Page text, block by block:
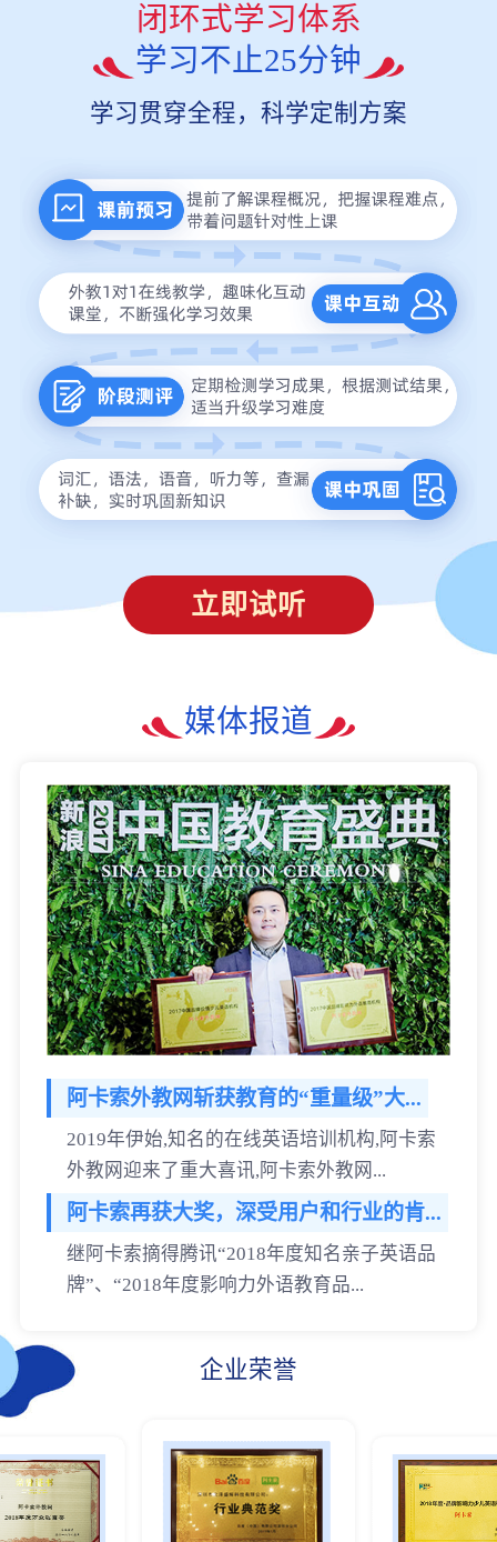
闭环式学习体系
学习不止25分钟
学习贯穿全程，科学定制方案
立即试听
媒体报道
阿卡索外教网斩获教育的“重量级”大...
2019年伊始,知名的在线英语培训机构,阿卡索
外教网迎来了重大喜讯,阿卡索外教网...
阿卡索再获大奖，深受用户和行业的肯...
继阿卡索摘得腾讯“2018年度知名亲子英语品
牌”、“2018年度影响力外语教育品...
企业荣誉